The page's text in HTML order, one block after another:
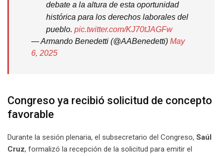
debate a la altura de esta oportunidad
histórica para los derechos laborales del
pueblo. pic.twitter.com/KJ70tJAGFw
— Armando Benedetti (@AABenedetti) May
6, 2025
Congreso ya recibió solicitud de concepto
favorable
Durante la sesión plenaria, el subsecretario del Congreso, Saúl
Cruz, formalizó la recepción de la solicitud para emitir el